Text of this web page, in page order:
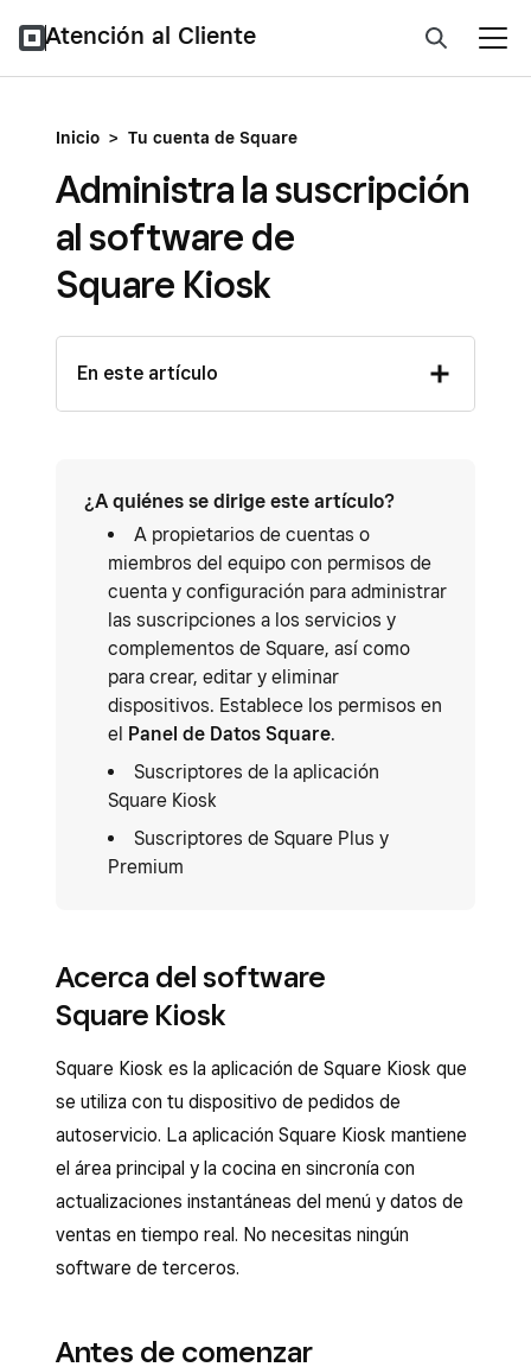
Atención al Cliente
Inicio > Tu cuenta de Square
Administra la suscripción
al software de
Square Kiosk
En este artículo
¿A quiénes se dirige este artículo?
A propietarios de cuentas o
miembros del equipo con permisos de
cuenta y configuración para administrar
las suscripciones a los servicios y
complementos de Square, así como
para crear, editar y eliminar
dispositivos. Establece los permisos en
el Panel de Datos Square.
Suscriptores de la aplicación
Square Kiosk
Suscriptores de Square Plus y
Premium
Acerca del software
Square Kiosk
Square Kiosk es la aplicación de Square Kiosk que
se utiliza con tu dispositivo de pedidos de
autoservicio. La aplicación Square Kiosk mantiene
el área principal y la cocina en sincronía con
actualizaciones instantáneas del menú y datos de
ventas en tiempo real. No necesitas ningún
software de terceros.
Antes de comenzar